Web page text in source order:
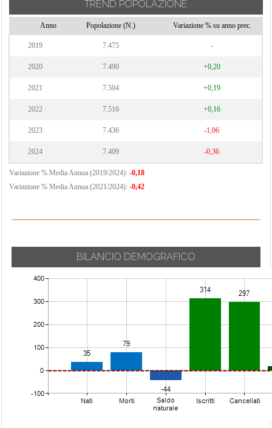
TREND POPOLAZIONE
Anno Popolazione (N.) Variazione % su anno prec.
2019 7.475 -
2020 7.490 +0,20
2021 7.504 +0,19
2022 7.516 +0,16
2023 7.436 -1,06
2024 7.409 -0,36
Variazione % Media Annua (2019/2024): -0,18
Variazione % Media Annua (2021/2024): -0,42
BILANCIO DEMOGRAFICO